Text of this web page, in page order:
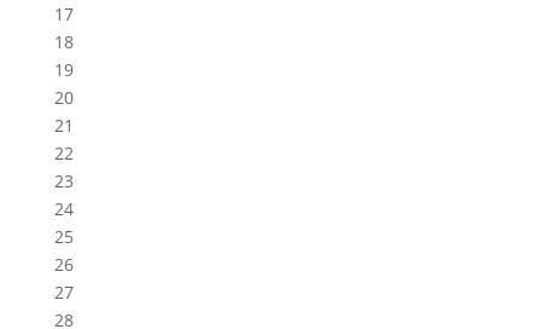
17
18
19
20
21
22
23
24
25
26
27
28